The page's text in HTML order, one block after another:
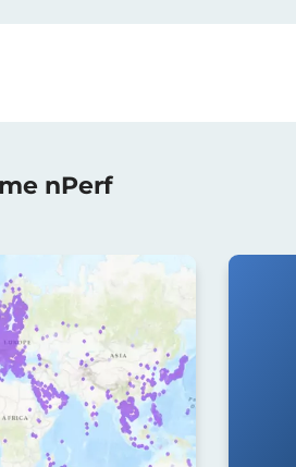
nPerf